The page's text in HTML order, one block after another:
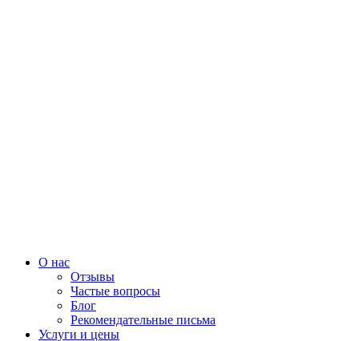
О нас
Отзывы
Частые вопросы
Блог
Рекомендательные письма
Услуги и цены